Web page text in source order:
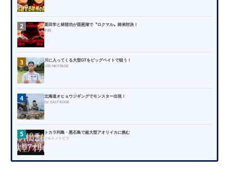
2 栗田学と林陸功が琵琶湖で〝ロクマル〟師弟対決！
釣戦
3 川に入ってくる大型GTをビッグベイトで狙う！
U35 NEXTAGE
4 北海道オヒョウジギングでモンスター出現！
Dz SALT EDGE
5 トカラ列島・悪石島で超大型アオリイカに挑む
ソルトノトビラ